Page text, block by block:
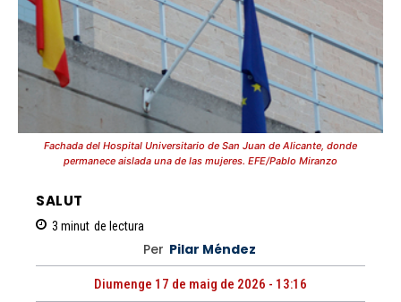
Fachada del Hospital Universitario de San Juan de Alicante, donde
permanece aislada una de las mujeres. EFE/Pablo Miranzo
SALUT
3 minut de lectura
Per Pilar Méndez
Diumenge 17 de maig de 2026 - 13:16